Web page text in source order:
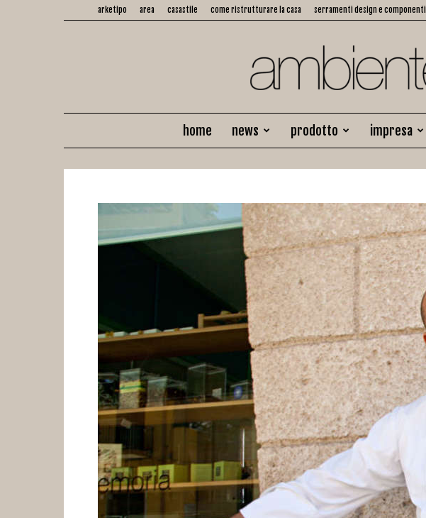
arketipo area casastile come ristrutturare la casa serramenti design e componenti
home news prodotto impresa